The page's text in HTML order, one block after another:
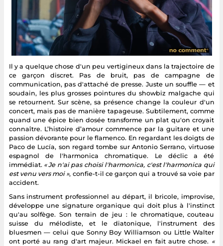
Il y a quelque chose d'un peu vertigineux dans la trajectoire de
ce garçon discret. Pas de bruit, pas de campagne de
communication, pas d'attaché de presse. Juste un souffle — et
soudain, les plus grosses pointures du showbiz malgache qui
se retournent. Sur scène, sa présence change la couleur d'un
concert, mais pas de manière tapageuse. Subtilement, comme
quand une épice bien dosée transforme un plat qu'on croyait
connaître. L’histoire d’amour commence par la guitare et une
passion dévorante pour le flamenco. En regardant les doigts de
Paco de Lucía, son regard tombe sur Antonio Serrano, virtuose
espagnol de l'harmonica chromatique. Le déclic a été
immédiat. « Je n'ai pas choisi l'harmonica, c'est l'harmonica qui
est venu vers moi », confie-t-il ce garçon qui a trouvé sa voie par
accident.
Sans instrument professionnel au départ, il bricole, improvise,
développe une signature organique qui doit plus à l'instinct
qu'au solfège. Son terrain de jeu : le chromatique, couteau
suisse du mélodiste, et le diatonique, l'instrument des
bluesmen — celui que Sonny Boy Williamson ou Little Walter
ont porté au rang d'art majeur. Mickael en fait autre chose. «